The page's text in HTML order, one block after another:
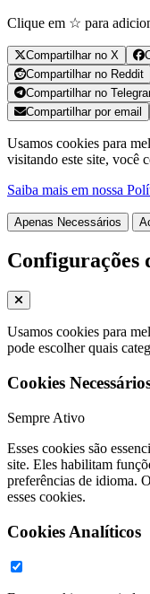
Clique em ☆ para
Compartilhar no X
Compartilhar no Reddit
Compartilhar no
Compartilhar por email
Usamos cookies para
visitando este site, você
Saiba mais em nossa
Apenas Necessários
Configurações
Usamos cookies para
pode escolher quais
Cookies
Sempre Ativo
Esses cookies são
site. Eles habilitam
preferências de idioma.
esses cookies.
Cookies Analíticos